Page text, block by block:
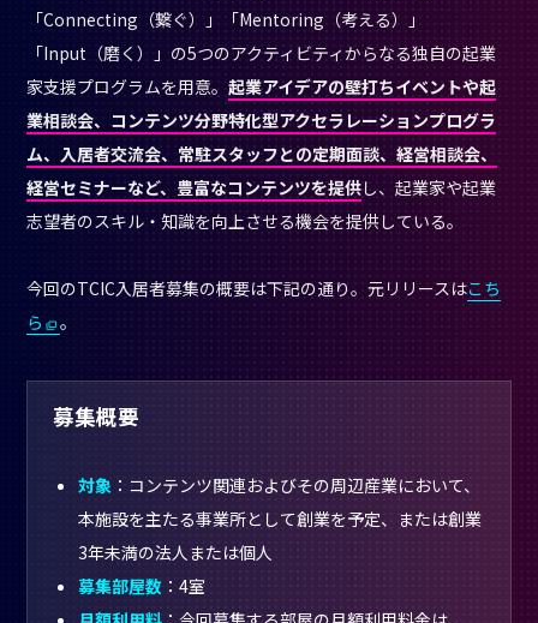
「Connecting（繋ぐ）」「Mentoring（考える）」
「Input（磨く）」の5つのアクティビティからなる独自の起業
家支援プログラムを用意。起業アイデアの壁打ちイベントや起
業相談会、コンテンツ分野特化型アクセラレーションプログラ
ム、入居者交流会、常駐スタッフとの定期面談、経営相談会、
経営セミナーなど、豊富なコンテンツを提供し、起業家や起業
志望者のスキル・知識を向上させる機会を提供している。
今回のTCIC入居者募集の概要は下記の通り。元リリースはこち
ら
。
募集概要
対象 ：コンテンツ関連およびその周辺産業において、
本施設を主たる事業所として創業を予定、または創業
3年未満の法人または個人
募集部屋数 ：4室